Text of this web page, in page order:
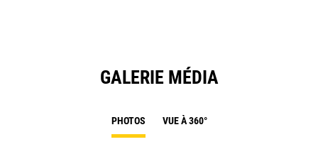
GALERIE MÉDIA
PHOTOS VUE À 360°